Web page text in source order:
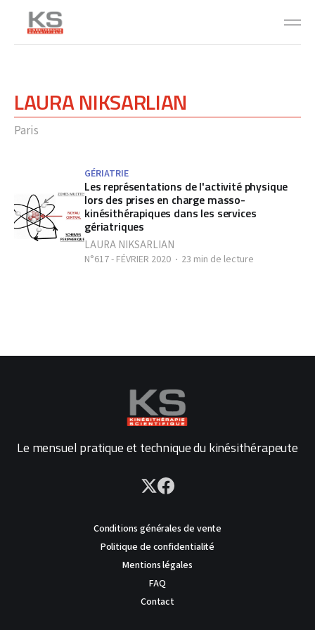
LAURA NIKSARLIAN
Paris
GÉRIATRIE
Les représentations de l'activité physique
lors des prises en charge masso-
kinésithérapiques dans les services
gériatriques
LAURA NIKSARLIAN
N°617 - FÉVRIER 2020 23 min de lecture
Le mensuel pratique et technique du kinésithérapeute
Conditions générales de vente
Politique de confidentialité
Mentions légales
FAQ
Contact